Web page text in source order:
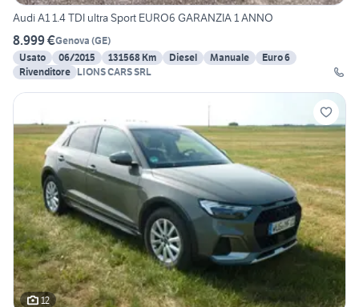
Audi A1 1.4 TDI ultra Sport EURO6 GARANZIA 1 ANNO
8.999 €Genova (GE)
Usato
06/2015 131568 Km Diesel Manuale
Euro 6
Rivenditore LIONS CARS SRL
12